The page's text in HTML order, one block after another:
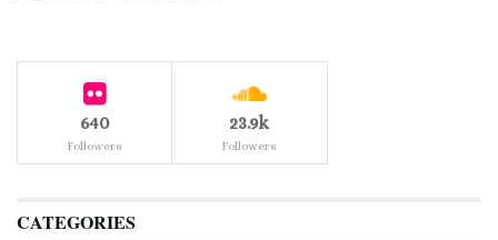
640
Followers
23.9k
Followers
CATEGORIES